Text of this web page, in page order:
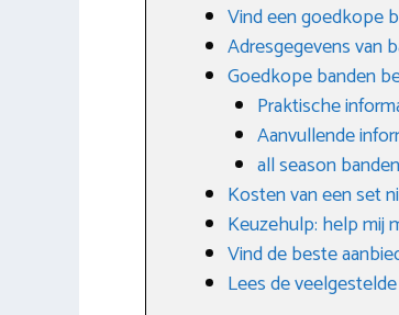
Vind een goedkope
Adresgegevens van
Goedkope banden
Praktische
Aanvullende
all season
Kosten van een set
Keuzehulp: help mij
Vind de beste
Lees de